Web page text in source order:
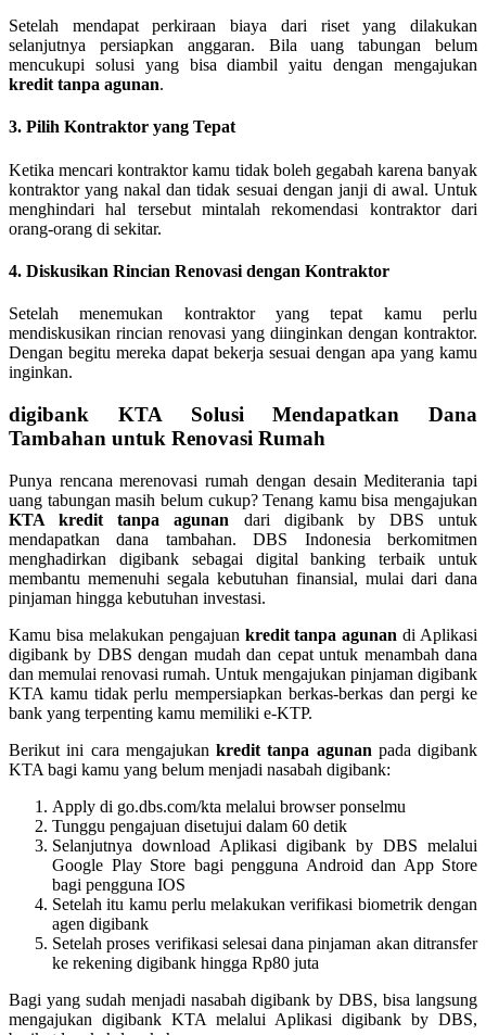
Setelah mendapat perkiraan biaya dari riset yang dilakukan
selanjutnya persiapkan anggaran. Bila uang tabungan belum
mencukupi solusi yang bisa diambil yaitu dengan mengajukan
kredit tanpa agunan.
3. Pilih Kontraktor yang Tepat
Ketika mencari kontraktor kamu tidak boleh gegabah karena banyak
kontraktor yang nakal dan tidak sesuai dengan janji di awal. Untuk
menghindari hal tersebut mintalah rekomendasi kontraktor dari
orang-orang di sekitar.
4. Diskusikan Rincian Renovasi dengan Kontraktor
Setelah menemukan kontraktor yang tepat kamu perlu
mendiskusikan rincian renovasi yang diinginkan dengan kontraktor.
Dengan begitu mereka dapat bekerja sesuai dengan apa yang kamu
inginkan.
digibank KTA Solusi Mendapatkan Dana
Tambahan untuk Renovasi Rumah
Punya rencana merenovasi rumah dengan desain Mediterania tapi
uang tabungan masih belum cukup? Tenang kamu bisa mengajukan
KTA kredit tanpa agunan dari digibank by DBS untuk
mendapatkan dana tambahan. DBS Indonesia berkomitmen
menghadirkan digibank sebagai digital banking terbaik untuk
membantu memenuhi segala kebutuhan finansial, mulai dari dana
pinjaman hingga kebutuhan investasi.
Kamu bisa melakukan pengajuan kredit tanpa agunan di Aplikasi
digibank by DBS dengan mudah dan cepat untuk menambah dana
dan memulai renovasi rumah. Untuk mengajukan pinjaman digibank
KTA kamu tidak perlu mempersiapkan berkas-berkas dan pergi ke
bank yang terpenting kamu memiliki e-KTP.
Berikut ini cara mengajukan kredit tanpa agunan pada digibank
KTA bagi kamu yang belum menjadi nasabah digibank:
Apply di go.dbs.com/kta melalui browser ponselmu
Tunggu pengajuan disetujui dalam 60 detik
Selanjutnya download Aplikasi digibank by DBS melalui
Google Play Store bagi pengguna Android dan App Store
bagi pengguna IOS
Setelah itu kamu perlu melakukan verifikasi biometrik dengan
agen digibank
Setelah proses verifikasi selesai dana pinjaman akan ditransfer
ke rekening digibank hingga Rp80 juta
Bagi yang sudah menjadi nasabah digibank by DBS, bisa langsung
mengajukan digibank KTA melalui Aplikasi digibank by DBS,